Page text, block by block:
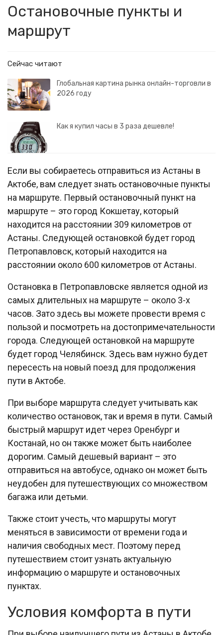
Остановочные пункты и
маршрут
Сейчас читают
Глобальная картина рынка онлайн-торговли в
2026 году
Как я купил часы в 3 раза дешевле!
Если вы собираетесь отправиться из Астаны в
Актобе, вам следует знать остановочные пункты
на маршруте. Первый остановочный пункт на
маршруте – это город Кокшетау, который
находится на расстоянии 309 километров от
Астаны. Следующей остановкой будет город
Петропавловск, который находится на
расстоянии около 600 километров от Астаны.
Остановка в Петропавловске является одной из
самых длительных на маршруте – около 3-х
часов. Зато здесь вы можете провести время с
пользой и посмотреть на достопримечательности
города. Следующей остановкой на маршруте
будет город Челябинск. Здесь вам нужно будет
пересесть на новый поезд для продолжения
пути в Актобе.
При выборе маршрута следует учитывать как
количество остановок, так и время в пути. Самый
быстрый маршрут идет через Оренбург и
Костанай, но он также может быть наиболее
дорогим. Самый дешевый вариант – это
отправиться на автобусе, однако он может быть
неудобен для путешествующих со множеством
багажа или детьми.
Также стоит учесть, что маршруты могут
меняться в зависимости от времени года и
наличия свободных мест. Поэтому перед
путешествием стоит узнать актуальную
информацию о маршруте и остановочных
пунктах.
Условия комфорта в пути